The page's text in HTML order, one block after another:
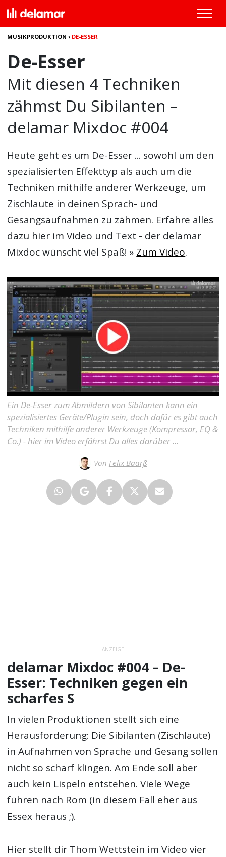
MUSIKPRODUKTION › DE-ESSER
De-Esser
Mit diesen 4 Techniken
zähmst Du Sibilanten –
delamar Mixdoc #004
Heute geht es um De-Esser ... sowohl um den
spezialisierten Effekttyp als auch um die
Techniken mithilfe anderer Werkzeuge, um
Zischlaute in deinen Sprach- und
Gesangsaufnahmen zu zähmen. Erfahre alles
dazu hier im Video und Text - der delamar
Mixdoc wünscht viel Spaß! » Zum Video.
Ein De-Esser zum Abmildern von Sibilanten kann ein
spezialisiertes Geräte/Plugin sein, doch dafür es gibt auch
Techniken mithilfe anderer Werkzeuge (Kompressor, EQ &
Co.) - hier im Video erfährst Du alles darüber ...
Von Felix Baarß
ANZEIGE
delamar Mixdoc #004 – De-
Esser: Techniken gegen ein
scharfes S
In vielen Produktionen stellt sich eine
Herausforderung: Die Sibilanten (Zischlaute)
in Aufnahmen von Sprache und Gesang sollen
nicht so scharf klingen. Am Ende soll aber
auch kein Lispeln entstehen. Viele Wege
führen nach Rom (in diesem Fall eher aus
Essex heraus ;).
Hier stellt dir Thom Wettstein im Video vier